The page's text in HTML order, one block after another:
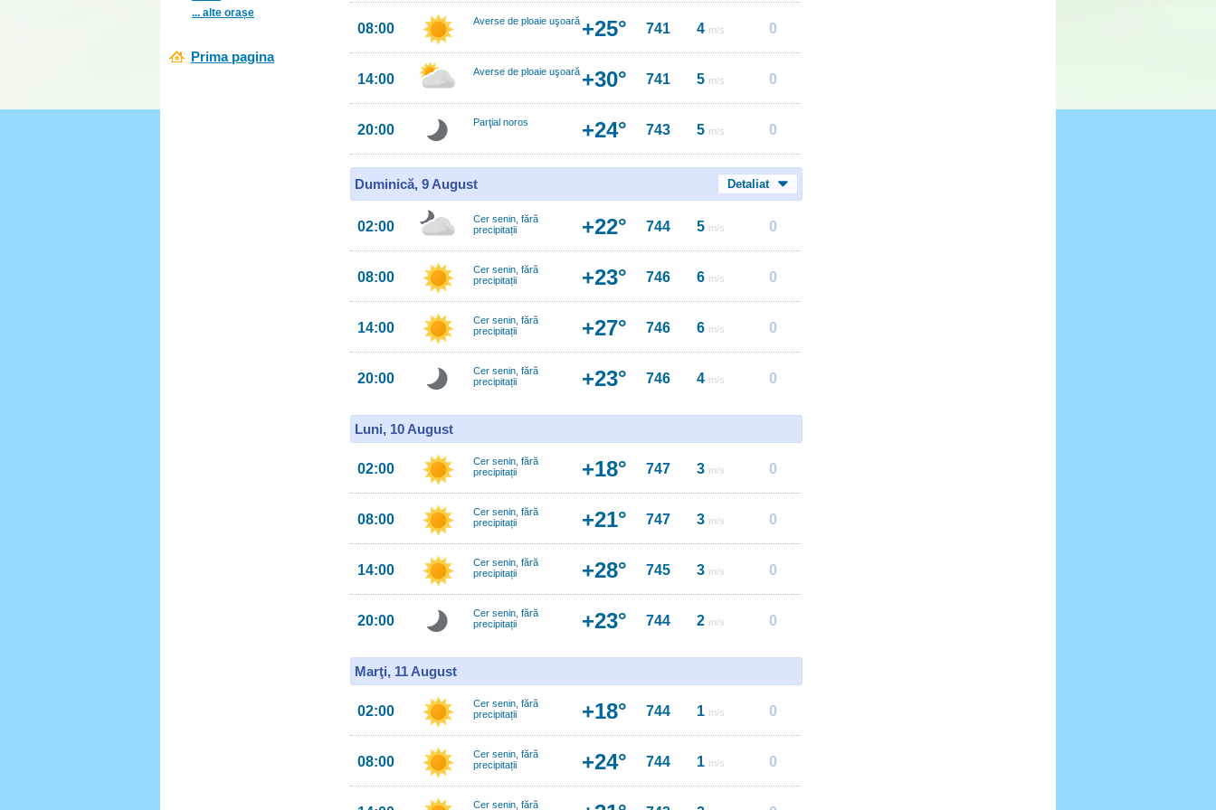
... alte orașe
Prima pagina
08:00 Averse de ploaie uşoară +25° 741 4 m/s 0
14:00 Averse de ploaie uşoară +30° 741 5 m/s 0
20:00 Parţial noros +24° 743 5 m/s 0
Duminică, 9 August Detaliat
02:00
Cer senin, fără
precipitații
+22° 744 5 m/s 0
08:00
Cer senin, fără
precipitații
+23° 746 6 m/s 0
14:00
Cer senin, fără
precipitații
+27° 746 6 m/s 0
20:00
Cer senin, fără
precipitații
+23° 746 4 m/s 0
Luni, 10 August
02:00
Cer senin, fără
precipitații
+18° 747 3 m/s 0
08:00
Cer senin, fără
precipitații
+21° 747 3 m/s 0
14:00
Cer senin, fără
precipitații
+28° 745 3 m/s 0
20:00
Cer senin, fără
precipitații
+23° 744 2 m/s 0
Marţi, 11 August
02:00
Cer senin, fără
precipitații
+18° 744 1 m/s 0
08:00
Cer senin, fără
precipitații
+24° 744 1 m/s 0
Cer senin, fără